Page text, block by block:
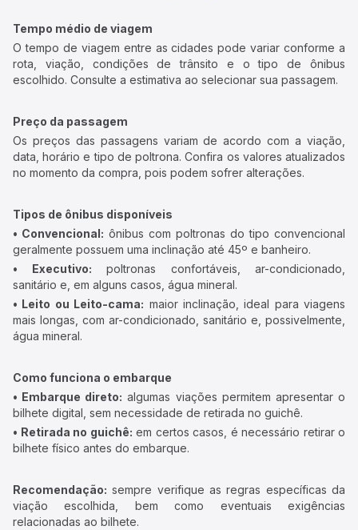
Tempo médio de viagem
O tempo de viagem entre as cidades pode variar conforme a
rota, viação, condições de trânsito e o tipo de ônibus
escolhido. Consulte a estimativa ao selecionar sua passagem.
Preço da passagem
Os preços das passagens variam de acordo com a viação,
data, horário e tipo de poltrona. Confira os valores atualizados
no momento da compra, pois podem sofrer alterações.
Tipos de ônibus disponíveis
• Convencional: ônibus com poltronas do tipo convencional
geralmente possuem uma inclinação até 45º e banheiro.
• Executivo: poltronas confortáveis, ar-condicionado,
sanitário e, em alguns casos, água mineral.
• Leito ou Leito-cama: maior inclinação, ideal para viagens
mais longas, com ar-condicionado, sanitário e, possivelmente,
água mineral.
Como funciona o embarque
• Embarque direto: algumas viações permitem apresentar o
bilhete digital, sem necessidade de retirada no guichê.
• Retirada no guichê: em certos casos, é necessário retirar o
bilhete físico antes do embarque.
Recomendação: sempre verifique as regras específicas da
viação escolhida, bem como eventuais exigências
relacionadas ao bilhete.